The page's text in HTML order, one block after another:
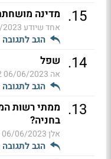
15
. מדינה
אחד שיודע19:32
הגב לתגובה
14
. שפל
אה 06/06/2023 18:32
הגב לתגובה
13
. ממתי רשות
בחניה?
אלן06/06/2023 18:20
הגב לתגובה